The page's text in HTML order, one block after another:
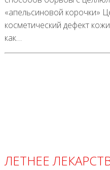
«апельсиновой корочки»
косметический дефект
как…
ЛЕТНЕЕ